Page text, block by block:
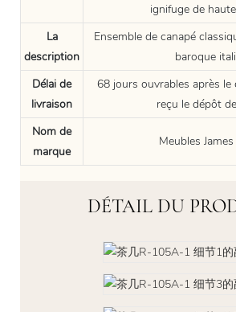
ignifuge de
La
description
Ensemble de canapé
baroque
Délai de
livraison
68 jours ouvrables après
reçu le dépôt
Nom de
marque
Meubles
DÉTAIL DU